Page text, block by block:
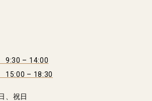
9:30 – 14:00
15:00 – 18:30
、祝日